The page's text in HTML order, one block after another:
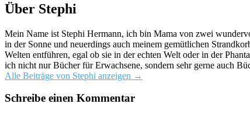
Über Stephi
Mein Name ist Stephi Hermann, ich bin Mama von zwei
in der Sonne und neuerdings auch meinem gemütlichen
Welten entführen, egal ob sie in der echten Welt oder in der
ich nicht nur Bücher für Erwachsene, sondern sehr gerne auch
Alle Beiträge von Stephi anzeigen →
Schreibe einen Kommentar